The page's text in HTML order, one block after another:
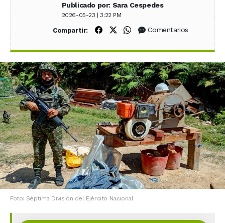
Publicado por: Sara Cespedes
2026-05-23 | 3:22 PM
Compartir: Compartir en Facebook
Compartir en X (Twitter)
Compartir en WhatsApp
Comentarios
Foto: Séptima División del Ejército Nacional